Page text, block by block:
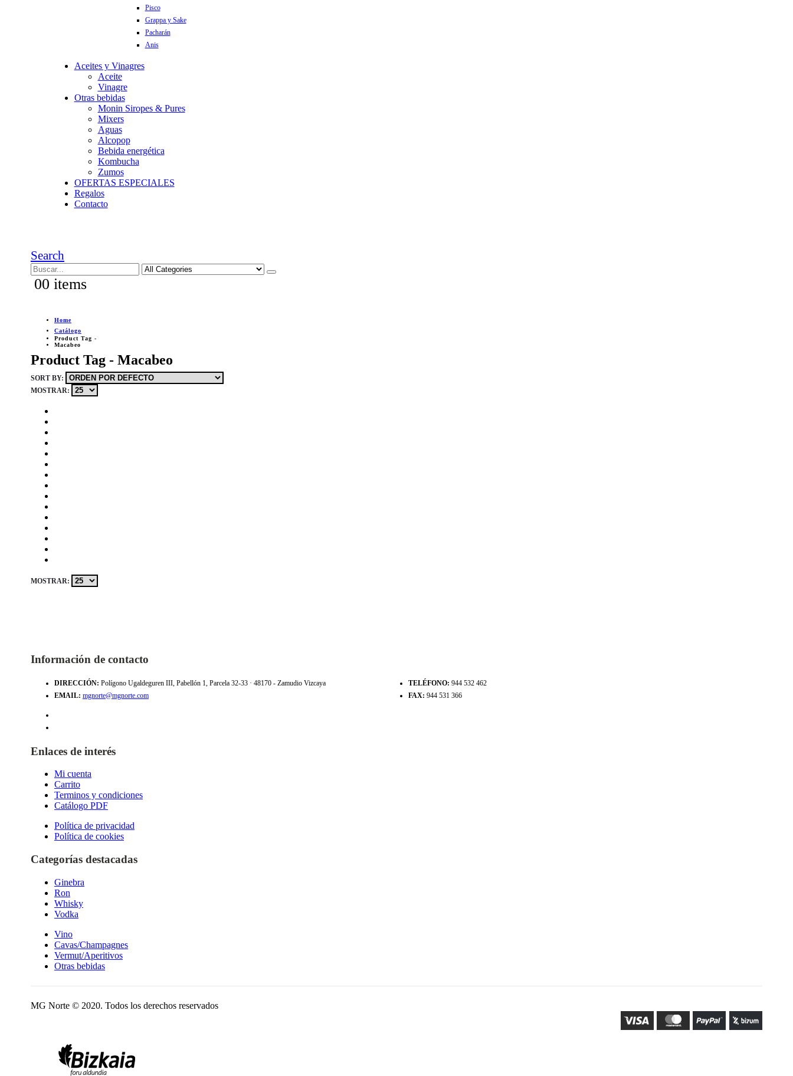
Pisco
Grappa y Sake
Pacharán
Anis
Aceites y Vinagres
Aceite
Vinagre
Otras bebidas
Monin Siropes & Pures
Mixers
Aguas
Alcopop
Bebida energética
Kombucha
Zumos
OFERTAS ESPECIALES
Regalos
Contacto
Search
00 items
Home
Catálogo
Product Tag -
Macabeo
Product Tag - Macabeo
SORT BY:
MOSTRAR:
MOSTRAR:
Información de contacto
DIRECCIÓN: Polígono Ugaldeguren III, Pabellón 1, Parcela 32-33 · 48170 - Zamudio Vizcaya TELÉFONO: 944 532 462
EMAIL: mgnorte@mgnorte.com FAX: 944 531 366
Enlaces de interés
Mi cuenta
Carrito
Terminos y condiciones
Catálogo PDF
Política de privacidad
Política de cookies
Categorías destacadas
Ginebra
Ron
Whisky
Vodka
Vino
Cavas/Champagnes
Vermut/Aperitivos
Otras bebidas
MG Norte © 2020. Todos los derechos reservados